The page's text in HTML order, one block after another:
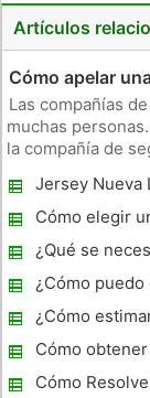
Artículos
Cómo apelar
Las compañías
muchas
la compañía de
rentable. Si usted
justa, entonces
Jersey Nueva
Cómo elegir
¿Qué se
sumará?
¿Cómo
Informe de
¿Cómo
Cómo
coche Totalizó
Cómo